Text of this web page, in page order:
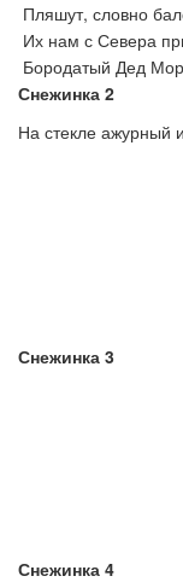
Пляшут, словно
Их нам с Севера
Бородатый Дед
На стекле ажурный
А на
За окном
В снежный
Дед
К нам на
К вам на
Всем по
Что над
Видела,
К вам
Он с
В